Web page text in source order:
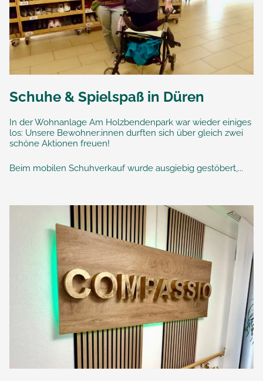
Schuhe & Spielspaß in Düren
In der Wohnanlage Am Holzbendenpark war wieder einiges
los: Unsere Bewohner:innen durften sich über gleich zwei
schöne Aktionen freuen!
Beim mobilen Schuhverkauf wurde ausgiebig gestöbert,...